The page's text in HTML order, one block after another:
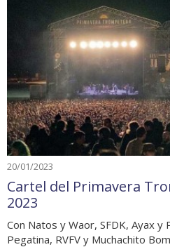
20/01/2023
Cartel del Primavera
2023
Con Natos y Waor, SFDK, Ayax y
Pegatina, RVFV y Muchachito